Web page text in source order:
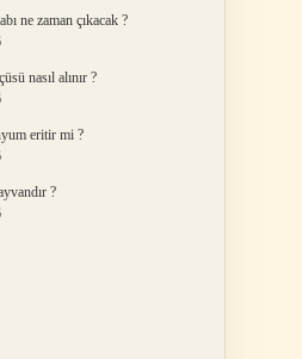
ne zaman çıkacak ?
nasıl alınır ?
eritir mi ?
?